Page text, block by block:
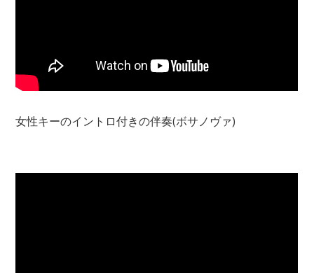
女性キーのイントロ付きの伴奏(ボサノヴァ)